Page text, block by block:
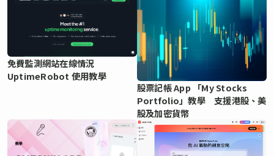
免費監測網站在線情況
UptimeRobot 使用教學
股票記帳 App 「My Stocks
Portfolio」教學 支援港股、美
股及加密貨幣